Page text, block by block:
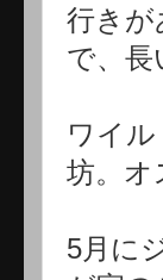
行きが
で、長
ワイ
坊。オ
5月に